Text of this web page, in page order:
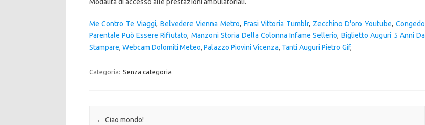
Me Contro Te Viaggi, Belvedere Vienna Metro, Frasi Vittoria Tumblr, Zecchino D'oro Youtube, Congedo
Parentale Può Essere Rifiutato,Manzoni Storia Della Colonna Infame Sellerio,Biglietto Auguri 5 Anni Da
Stampare, Webcam Dolomiti Meteo, Palazzo Piovini Vicenza, Tanti Auguri Pietro Gif,
Categoria: Senza categoria
Navigazione articolo
← Ciao mondo!